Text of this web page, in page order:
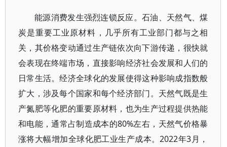
能源消费发生强烈连锁反应。石油、天然气、煤
炭是重要工业原材料，几乎所有工业部门都与之相
关，其价格变动通过生产链依次向下游传递，很快就
会表现在终端市场，直接影响经济社会发展和人们的
日常生活。经济全球化的发展使得这种影响成指数般
扩大，涉及每个国家和每个经济部门。天然气既是生
产氮肥等化肥的重要原材料，也为生产过程提供热能
和电能，通常占制造成本的80%左右，天然气价格暴
涨将大幅增加全球化肥工业生产成本。2022年3月，